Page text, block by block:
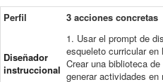
Perfil 3 acciones concretas
Diseñador
instruccional
1. Usar el prompt de
esqueleto curricular
Crear una biblioteca
generar actividades